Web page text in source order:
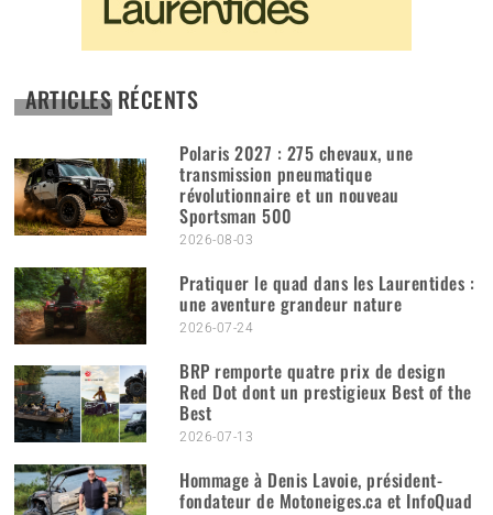
ARTICLES RÉCENTS
Polaris 2027 : 275 chevaux, une
transmission pneumatique
révolutionnaire et un nouveau
Sportsman 500
2026-08-03
Pratiquer le quad dans les Laurentides :
une aventure grandeur nature
2026-07-24
BRP remporte quatre prix de design
Red Dot dont un prestigieux Best of the
Best
2026-07-13
Hommage à Denis Lavoie, président-
fondateur de Motoneiges.ca et InfoQuad